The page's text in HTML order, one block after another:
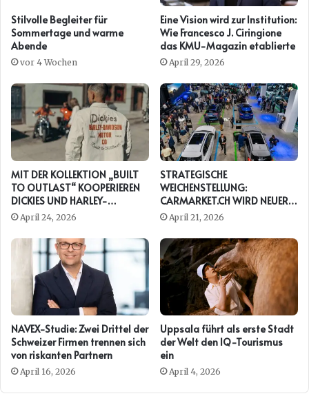
Stilvolle Begleiter für
Sommertage und warme
Abende
vor 4 Wochen
Eine Vision wird zur Institution:
Wie Francesco J. Ciringione
das KMU-Magazin etablierte
April 29, 2026
MIT DER KOLLEKTION „BUILT
TO OUTLAST“ KOOPERIEREN
DICKIES UND HARLEY-
DAVIDSON ERNEUT
April 24, 2026
STRATEGISCHE
WEICHENSTELLUNG:
CARMARKET.CH WIRD NEUER
PRESENTING PARTNER DER
AUTO ZÜRICH
April 21, 2026
NAVEX-Studie: Zwei Drittel der
Schweizer Firmen trennen sich
von riskanten Partnern
April 16, 2026
Uppsala führt als erste Stadt
der Welt den IQ-Tourismus
ein
April 4, 2026